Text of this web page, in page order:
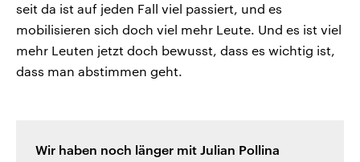
seit da ist auf jeden Fall viel passiert, und es
mobilisieren sich doch viel mehr Leute. Und es ist viel
mehr Leuten jetzt doch bewusst, dass es wichtig ist,
dass man abstimmen geht.
Wir haben noch länger mit Julian Pollina